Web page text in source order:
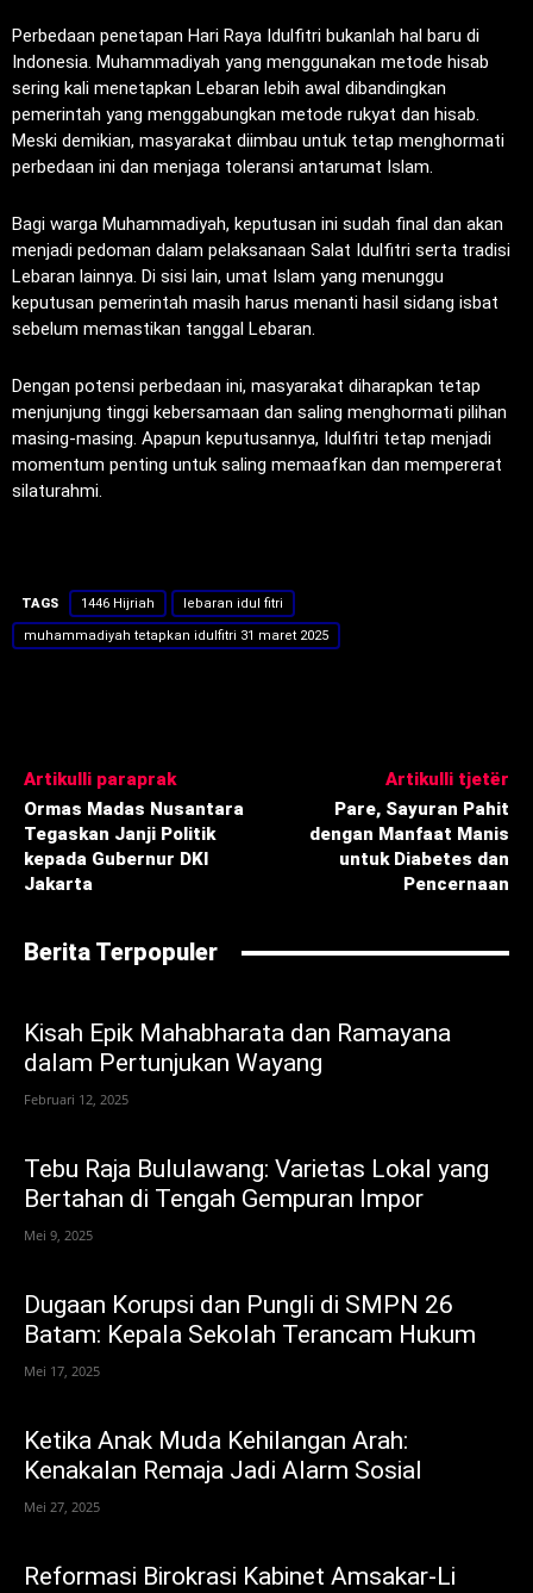
Perbedaan penetapan Hari Raya Idulfitri bukanlah hal baru di
Indonesia. Muhammadiyah yang menggunakan metode hisab
sering kali menetapkan Lebaran lebih awal dibandingkan
pemerintah yang menggabungkan metode rukyat dan hisab.
Meski demikian, masyarakat diimbau untuk tetap menghormati
perbedaan ini dan menjaga toleransi antarumat Islam.
Bagi warga Muhammadiyah, keputusan ini sudah final dan akan
menjadi pedoman dalam pelaksanaan Salat Idulfitri serta tradisi
Lebaran lainnya. Di sisi lain, umat Islam yang menunggu
keputusan pemerintah masih harus menanti hasil sidang isbat
sebelum memastikan tanggal Lebaran.
Dengan potensi perbedaan ini, masyarakat diharapkan tetap
menjunjung tinggi kebersamaan dan saling menghormati pilihan
masing-masing. Apapun keputusannya, Idulfitri tetap menjadi
momentum penting untuk saling memaafkan dan mempererat
silaturahmi.
TAGS 1446 Hijriah lebaran idul fitri
muhammadiyah tetapkan idulfitri 31 maret 2025
Artikulli paraprak
Ormas Madas Nusantara
Tegaskan Janji Politik
kepada Gubernur DKI
Jakarta
Artikulli tjetër
Pare, Sayuran Pahit
dengan Manfaat Manis
untuk Diabetes dan
Pencernaan
Berita Terpopuler
Kisah Epik Mahabharata dan Ramayana
dalam Pertunjukan Wayang
Februari 12, 2025
Tebu Raja Bululawang: Varietas Lokal yang
Bertahan di Tengah Gempuran Impor
Mei 9, 2025
Dugaan Korupsi dan Pungli di SMPN 26
Batam: Kepala Sekolah Terancam Hukum
Mei 17, 2025
Ketika Anak Muda Kehilangan Arah:
Kenakalan Remaja Jadi Alarm Sosial
Mei 27, 2025
Reformasi Birokrasi Kabinet Amsakar-Li